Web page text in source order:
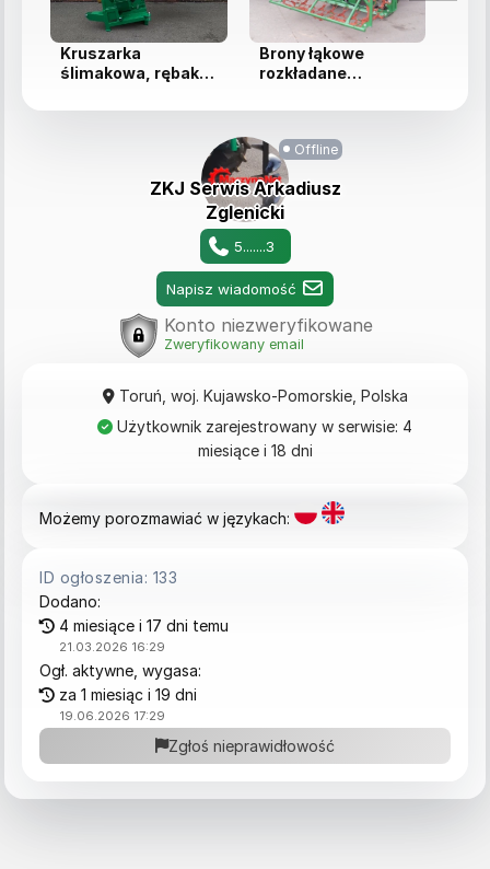
Kruszarka
ślimakowa, rębak
wejściu 15 cm, ...
Brony łąkowe
rozkładane
szerokości roboc...
Offline
ZKJ Serwis Arkadiusz
Zglenicki
5.......3
Napisz wiadomość
Konto niezweryfikowane
Zweryfikowany email
Toruń, woj. Kujawsko-Pomorskie, Polska
Użytkownik zarejestrowany w serwisie: 4
miesiące i 18 dni
Możemy porozmawiać w językach:
ID ogłoszenia: 133
Dodano:
4 miesiące i 17 dni temu
21.03.2026 16:29
Ogł. aktywne, wygasa:
za 1 miesiąc i 19 dni
19.06.2026 17:29
Zgłoś nieprawidłowość